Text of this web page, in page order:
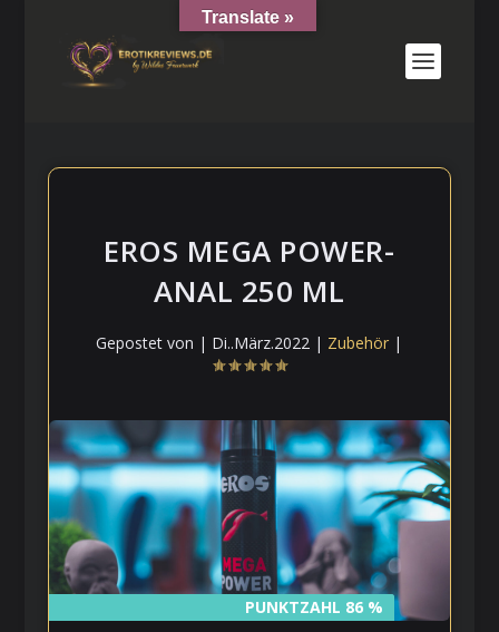
EROS MEGA POWER-
ANAL 250 ML
Gepostet von | Di..März.2022 | Zubehör |
PUNKTZAHL 86 %
PUNKTZAHL 86 %
Translate »